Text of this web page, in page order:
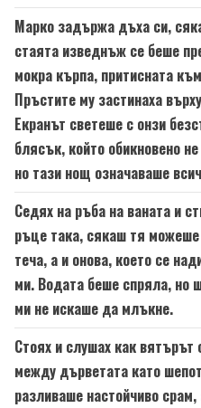
Марко задържа дъха си,
стаята изведнъж се беше
мокра кърпа, притисната
Пръстите му застинаха
Екранът светеше с онзи
блясък, който обикновено
но тази нощ означаваше
Седях на ръба на ваната и
ръце така, сякаш тя
теча, а и онова, което се
ми. Водата беше спряла, но
ми не искаше да млъкне.
Стоях и слушах как
между дърветата като
разливаше настойчиво